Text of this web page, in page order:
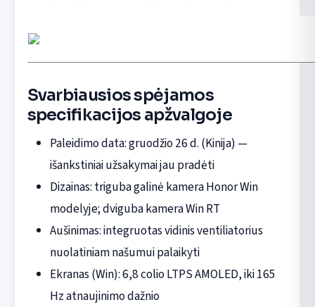
Svarbiausios spėjamos
specifikacijos apžvalgoje
Paleidimo data: gruodžio 26 d. (Kinija) —
išankstiniai užsakymai jau pradėti
Dizainas: triguba galinė kamera Honor Win
modelyje; dviguba kamera Win RT
Aušinimas: integruotas vidinis ventiliatorius
nuolatiniam našumui palaikyti
Ekranas (Win): 6,8 colio LTPS AMOLED, iki 165
Hz atnaujinimo dažnio